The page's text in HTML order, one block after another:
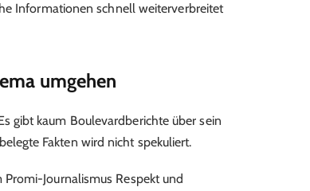
Informationen schnell weiterverbreitet
umgehen
gibt kaum Boulevardberichte über sein
Fakten wird nicht spekuliert.
Journalismus Respekt und